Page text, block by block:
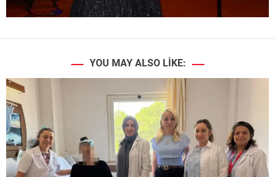
YOU MAY ALSO LIKE: